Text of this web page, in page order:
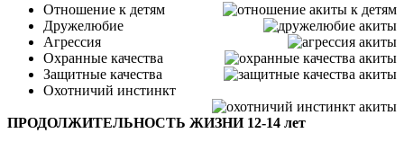
Отношение к детям
Дружелюбие
Агрессия
Охранные качества
Защитные качества
Охотничий инстинкт
ПРОДОЛЖИТЕЛЬНОСТЬ ЖИЗНИ 12-14 лет